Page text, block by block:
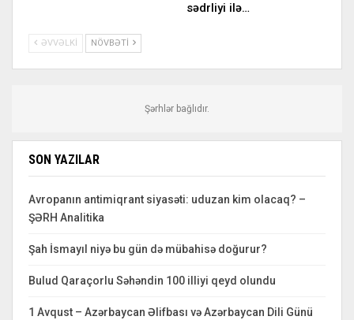
sədrliyi ilə…
ƏVVƏLKI NÖVBƏTI
Şərhlər bağlıdır.
SON YAZILAR
Avropanın antimiqrant siyasəti: uduzan kim olacaq? –
ŞƏRH Analitika
Şah İsmayıl niyə bu gün də mübahisə doğurur?
Bulud Qaraçorlu Səhəndin 100 illiyi qeyd olundu
1 Avqust – Azərbaycan Əlifbası və Azərbaycan Dili Günü